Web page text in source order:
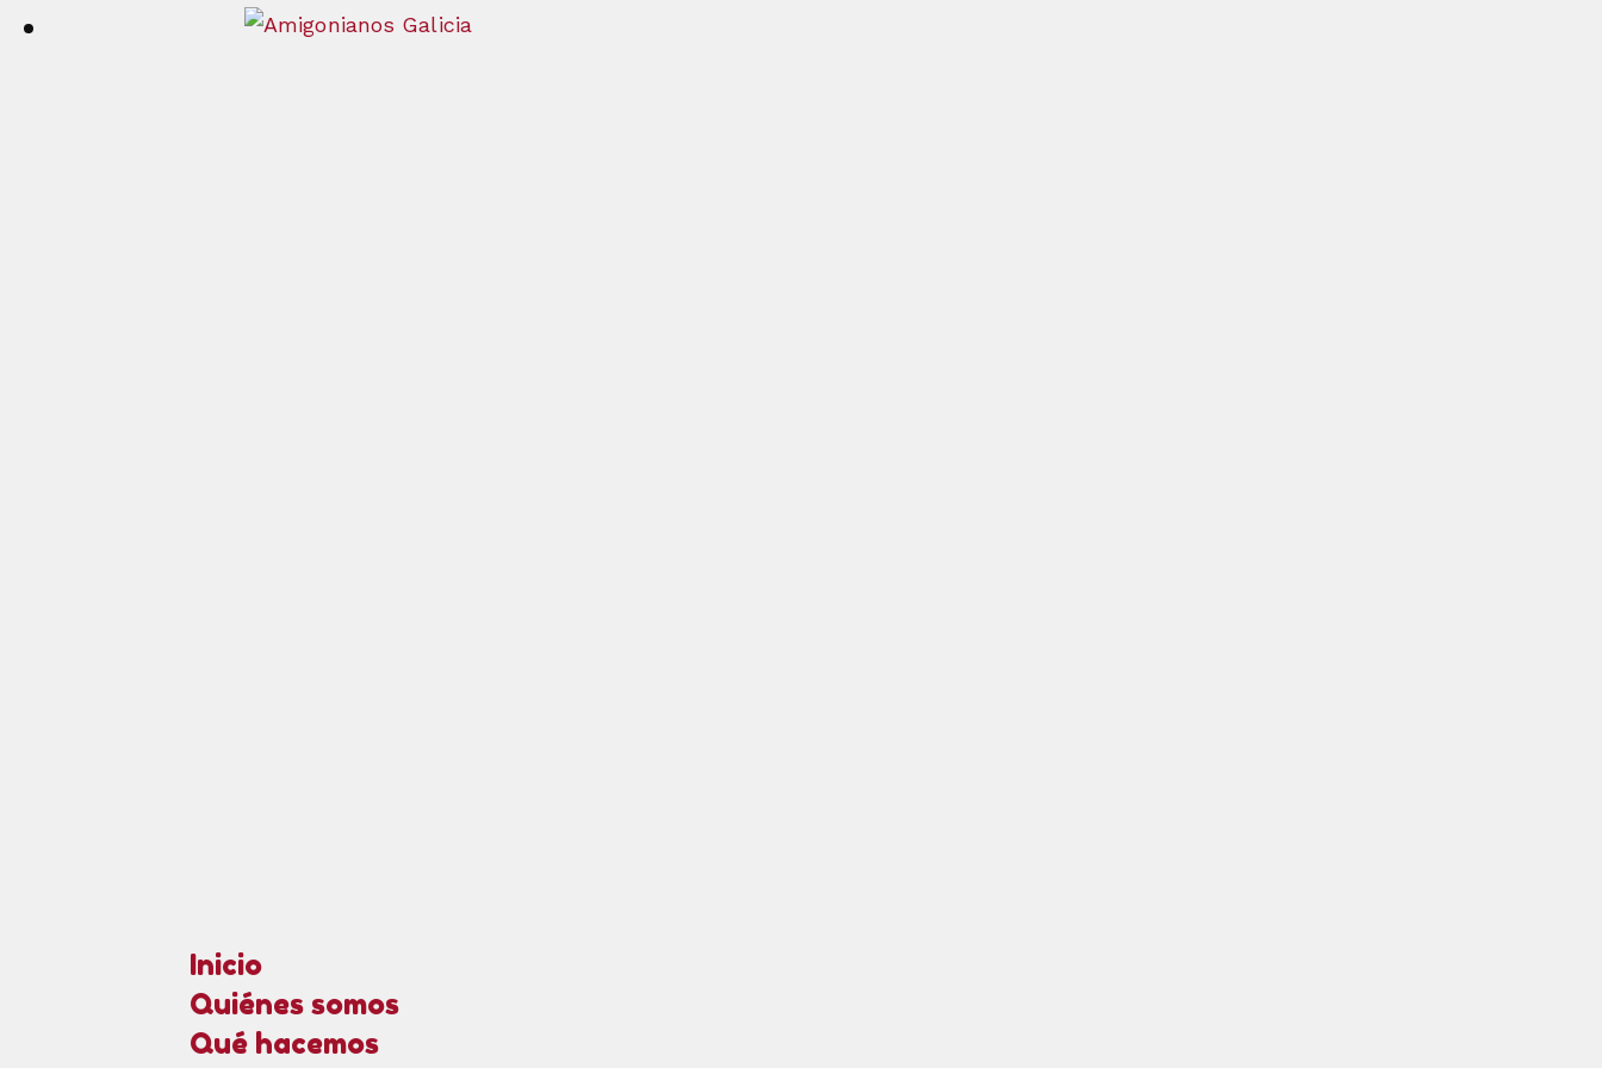
Inicio
Quiénes somos
Qué hacemos